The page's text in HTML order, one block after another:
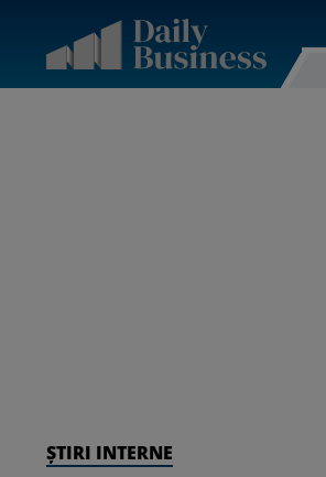
ȘTIRI INTERNE